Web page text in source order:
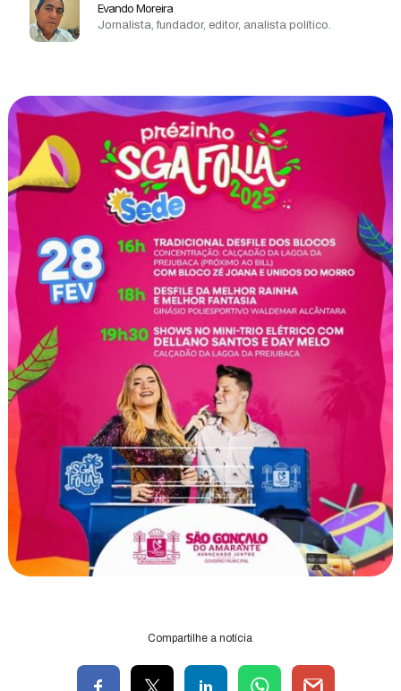
Evando Moreira
Jornalista, fundador, editor, analista político.
Compartilhe a notícia